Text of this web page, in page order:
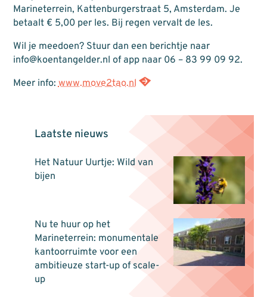
Marineterrein, Kattenburgerstraat 5, Amsterdam. Je
betaalt € 5,00 per les. Bij regen vervalt de les.
Wil je meedoen? Stuur dan een berichtje naar
info@koentangelder.nl of app naar 06 – 83 99 09 92.
Meer info:www.move2tao.nl
Laatste nieuws
Het Natuur Uurtje: Wild van
bijen
Nu te huur op het
Marineterrein: monumentale
kantoorruimte voor een
ambitieuze start-up of scale-
up